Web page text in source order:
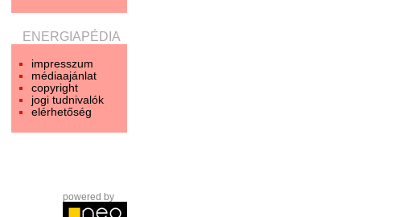
ENERGIAPÉDIA
impresszum
médiaajánlat
copyright
jogi tudnivalók
elérhetőség
powered by